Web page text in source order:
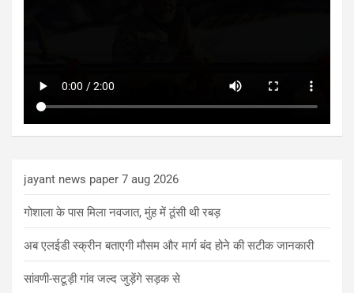
jayant news paper 7 aug 2026
गोशाला के पास मिला नवजात, मुंह में ठूंसी थी रबड़
अब एलईडी स्क्रीन बताएगी मौसम और मार्ग बंद होने की सटीक जानकारी
सांवणी-सटूड़ी गांव जल्द जुड़ेंगे सड़क से